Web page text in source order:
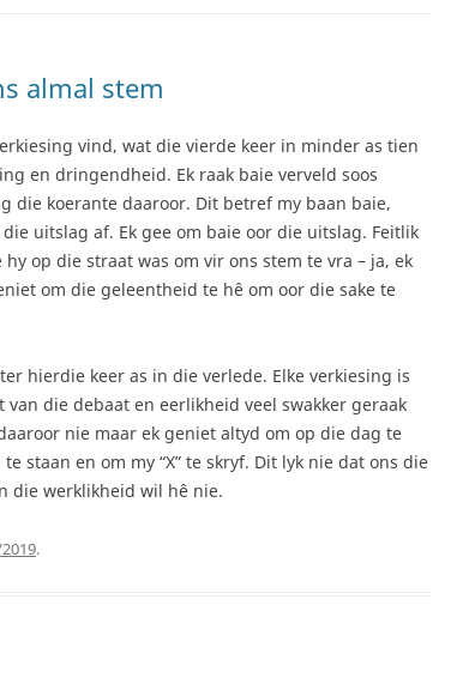
almal stem
vind, wat die vierde keer in minder as tien
en dringendheid. Ek raak baie verveld soos
die koerante daaroor. Dit betref my baan baie,
uitslag af. Ek gee om baie oor die uitslag. Feitlik
op die straat was om vir ons stem te vra – ja, ek
om die geleentheid te hê om oor die sake te
hierdie keer as in die verlede. Elke verkiesing is
die debaat en eerlikheid veel swakker geraak
nie maar ek geniet altyd om op die dag te
staan en om my “X” te skryf. Dit lyk nie dat ons die
die werklikheid wil hê nie.
.